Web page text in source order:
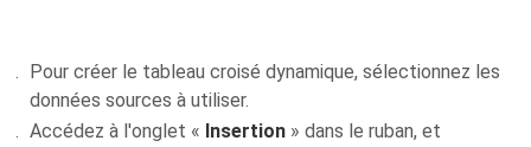
Pour créer le tableau croisé dynamique, sélectionnez les
données sources à utiliser.
Accédez à l'onglet « Insertion » dans le ruban, et